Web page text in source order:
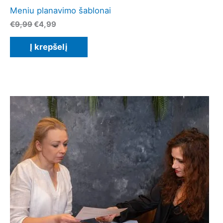
Meniu planavimo šablonai
€9,99Original
was:
€9,99.
€4,99
is:
€4,99.
Į krepšelį